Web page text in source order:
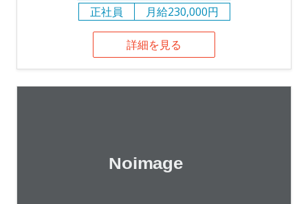
正社員
月給230,000円
詳細を見る